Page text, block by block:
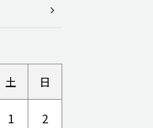
土 日
1 2